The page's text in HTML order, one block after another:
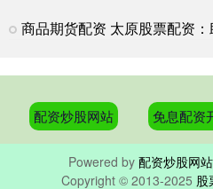
机遇
收益和把握财富机遇的绝佳途径。
商品期货配资 太原股票配资
配资炒股网站 免息配资
Powered by 配资炒股网站
Copyright © 2013-2025 股